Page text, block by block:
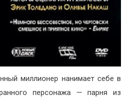
миллионер нанимает себе в
персонажа — парня из